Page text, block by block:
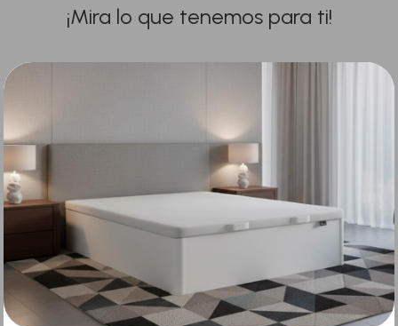
¡Mira lo que tenemos para ti!